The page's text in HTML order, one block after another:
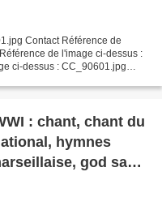
Contact Référence de
de l'image ci-dessus :
ci-dessus : CC_90601.jpg
: chant, chant du
hymnes
god save